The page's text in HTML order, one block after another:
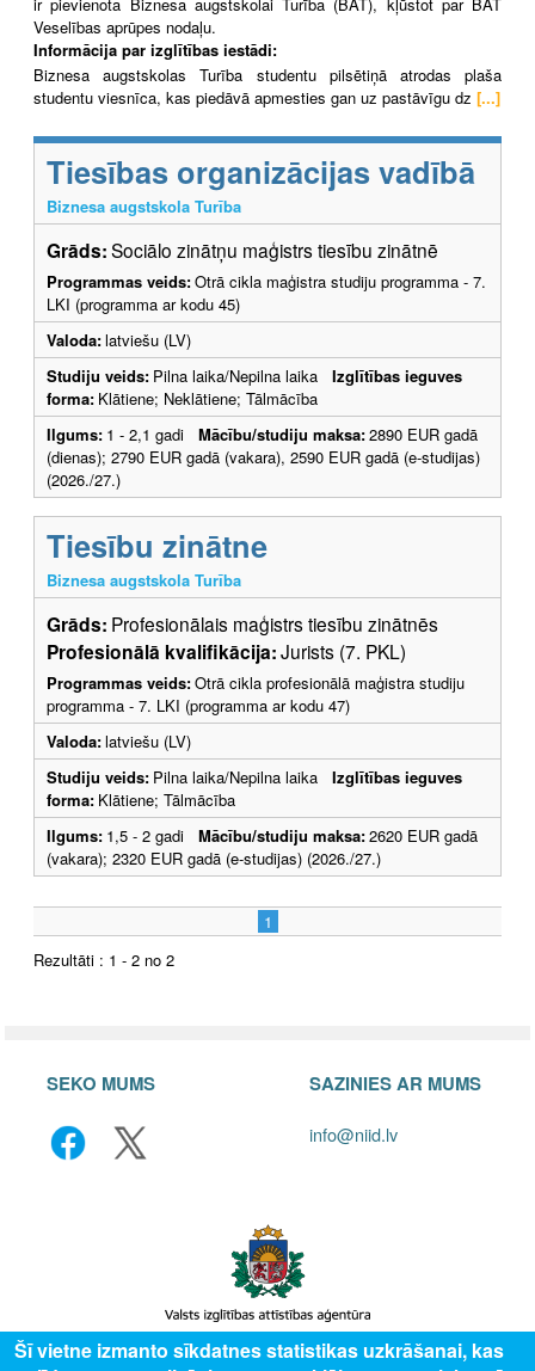
Veselības aprūpes nodaļu.
Informācija par izglītības iestādi:
Biznesa augstskolas Turība studentu pilsētiņā atrodas plaša
studentu viesnīca, kas piedāvā apmesties gan uz pastāvīgu dz [...]
Tiesības organizācijas vadībā
Biznesa augstskola Turība
Grāds:Sociālo zinātņu maģistrs tiesību zinātnē
Programmas veids:Otrā cikla maģistra studiju programma - 7.
LKI (programma ar kodu 45)
Valoda:latviešu (LV)
Studiju veids: Pilna laika/Nepilna laika Izglītības ieguves
forma: Klātiene; Neklātiene; Tālmācība
Ilgums: 1 - 2,1 gadi Mācību/studiju maksa:2890 EUR gadā
(dienas); 2790 EUR gadā (vakara), 2590 EUR gadā (e-studijas)
(2026./27.)
Tiesību zinātne
Biznesa augstskola Turība
Grāds: Profesionālais maģistrs tiesību zinātnēs
Profesionālā kvalifikācija:Jurists (7. PKL)
Programmas veids:Otrā cikla profesionālā maģistra studiju
programma - 7. LKI (programma ar kodu 47)
Valoda:latviešu (LV)
Studiju veids: Pilna laika/Nepilna laika Izglītības ieguves
forma: Klātiene; Tālmācība
Ilgums: 1,5 - 2 gadi Mācību/studiju maksa:2620 EUR gadā
(vakara); 2320 EUR gadā (e-studijas) (2026./27.)
1
Rezultāti : 1 - 2 no 2
SEKO MUMS SAZINIES AR MUMS
info@niid.lv
Šī vietne izmanto sīkdatnes statistikas uzkrāšanai, kas